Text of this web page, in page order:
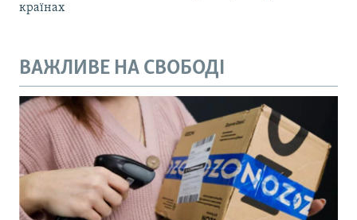
країнах
ВАЖЛИВЕ НА СВОБОДІ